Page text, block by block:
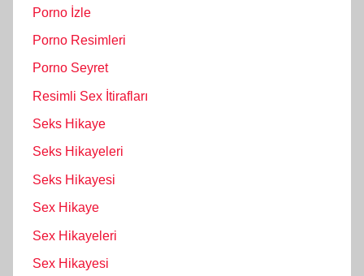
Porno İzle
Porno Resimleri
Porno Seyret
Resimli Sex İtirafları
Seks Hikaye
Seks Hikayeleri
Seks Hikayesi
Sex Hikaye
Sex Hikayeleri
Sex Hikayesi